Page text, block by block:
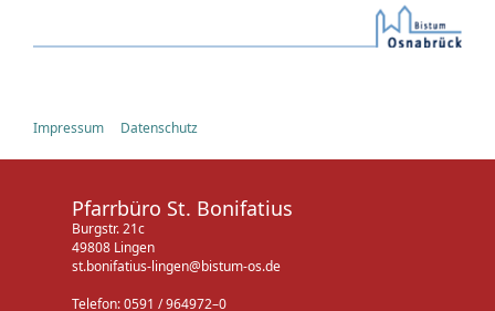
Impressum Datenschutz
Pfarrbüro St. Bonifatius
Burgstr. 21c
49808 Lingen
st.bonifatius-lingen@bistum-os.de
Telefon: 0591 / 964972–0